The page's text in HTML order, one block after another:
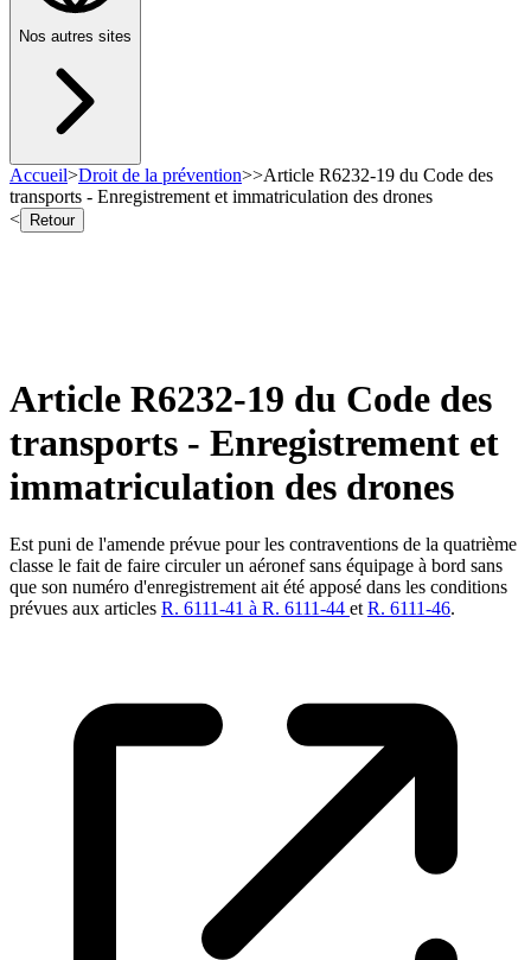
Nos autres sites
Accueil>Droit de la prévention>>Article R6232-19 du Code des
transports - Enregistrement et immatriculation des drones
<
Retour
Article R6232-19 du Code des
transports - Enregistrement et
immatriculation des drones
Est puni de l'amende prévue pour les contraventions de la quatrième
classe le fait de faire circuler un aéronef sans équipage à bord sans
que son numéro d'enregistrement ait été apposé dans les conditions
prévues aux articles R. 6111-41 à R. 6111-44 et R. 6111-46.